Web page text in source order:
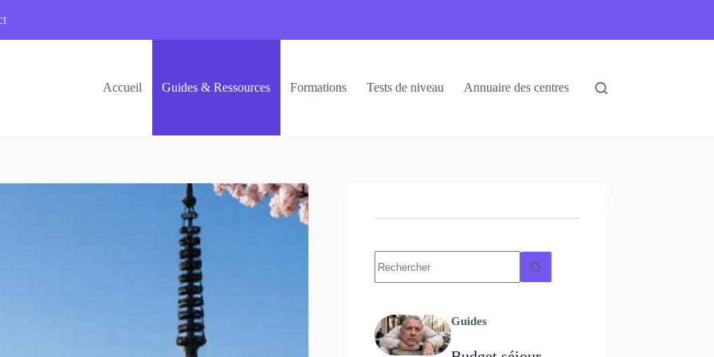
Accueil Guides & Ressources Formations Tests de niveau Annuaire des centres
Guides